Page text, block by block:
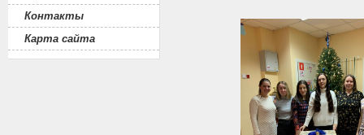
Контакты
Карта сайта